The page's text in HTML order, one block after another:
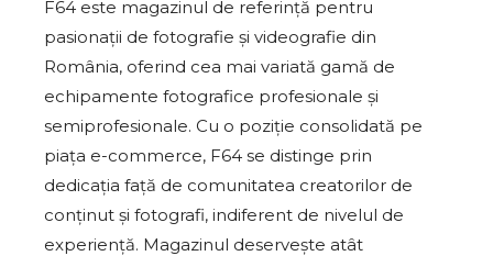
F64 este magazinul de referință pentru
pasionații de fotografie și videografie din
România, oferind cea mai variată gamă de
echipamente fotografice profesionale și
semiprofesionale. Cu o poziție consolidată pe
piața e-commerce, F64 se distinge prin
dedicația față de comunitatea creatorilor de
conținut și fotografi, indiferent de nivelul de
experiență. Magazinul deservește atât